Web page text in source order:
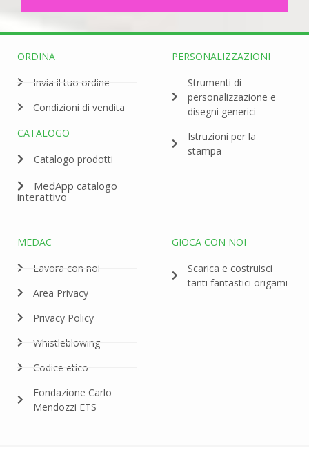
ORDINA
Invia il tuo ordine
Condizioni di vendita
CATALOGO
Catalogo prodotti
MedApp catalogo
interattivo
PERSONALIZZAZIONI
Strumenti di
personalizzazione e
disegni generici
Istruzioni per la
stampa
MEDAC
Lavora con noi
Area Privacy
Privacy Policy
Whistleblowing
Codice etico
Fondazione Carlo
Mendozzi ETS
GIOCA CON NOI
Scarica e costruisci
tanti fantastici origami